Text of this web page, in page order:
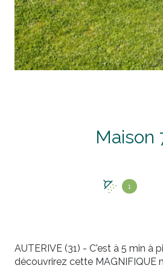
1
AUTERIVE (31) - C'est à 5 min
découvrirez cette MAGNIFIQUE